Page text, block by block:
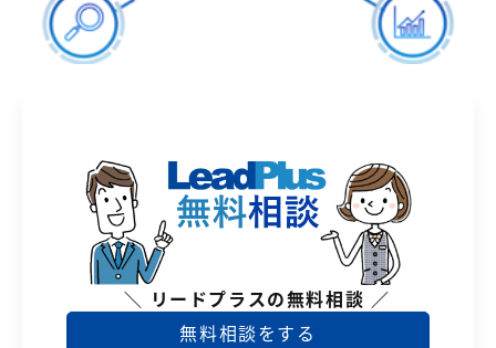
＼ リードプラスの無料相談 ／
無料相談をする